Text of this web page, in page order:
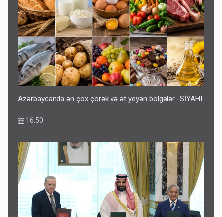
Azərbaycanda ən çox çörək və ət yeyən bölgələr -SİYAHI
16:50